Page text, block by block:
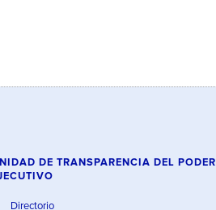
DE TRANSPARENCIA DEL PODER
Directorio